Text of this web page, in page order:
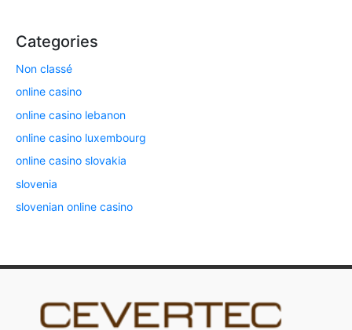
Categories
Non classé
online casino
online casino lebanon
online casino luxembourg
online casino slovakia
slovenia
slovenian online casino